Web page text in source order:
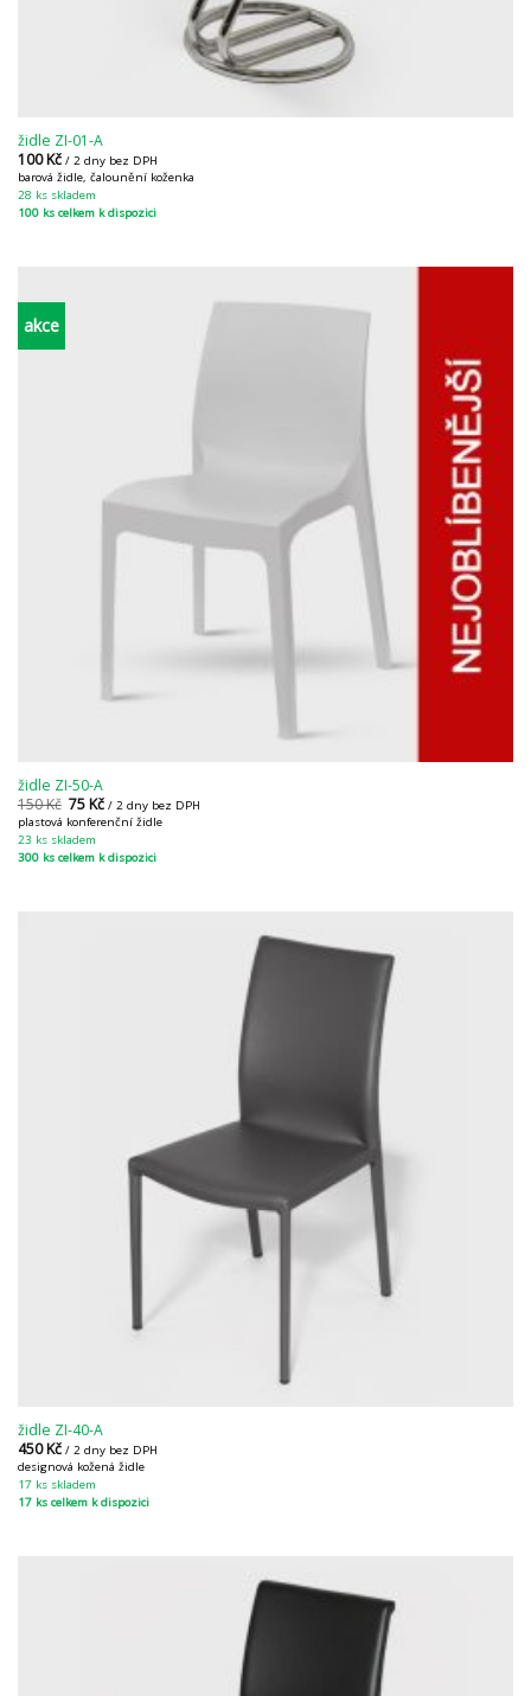
židle ZI-01-A
100Kč / 2 dny bez DPH
barová židle, čalounění koženka
28 ks skladem
100 ks celkem k dispozici
akce
židle ZI-50-A
150Kč 75Kč / 2 dny bez DPH
plastová konferenční židle
23 ks skladem
300 ks celkem k dispozici
židle ZI-40-A
450Kč / 2 dny bez DPH
designová kožená židle
17 ks skladem
17 ks celkem k dispozici